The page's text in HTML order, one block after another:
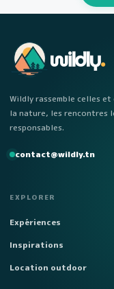
wildly.
Wildly rassemble celles
la nature, les rencontres
responsables.
contact@wildly.tn
EXPLORER
Expériences
Inspirations
Location outdoor